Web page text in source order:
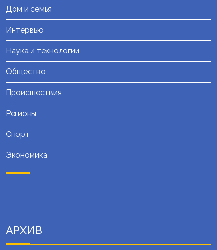
Дом и семья
Интервью
Наука и технологии
Общество
Происшествия
Регионы
Спорт
Экономика
АРХИВ